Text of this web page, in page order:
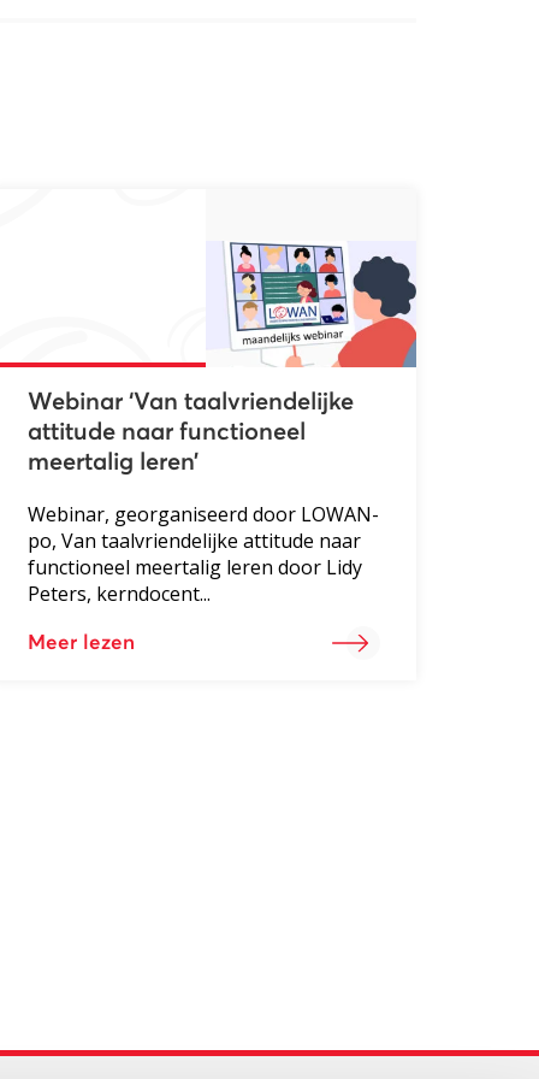
Webinar ‘Van taalvriendelijke
attitude naar functioneel
meertalig leren’
Webinar, georganiseerd door LOWAN-
po, Van taalvriendelijke attitude naar
functioneel meertalig leren door Lidy
Peters, kerndocent...
Meer lezen